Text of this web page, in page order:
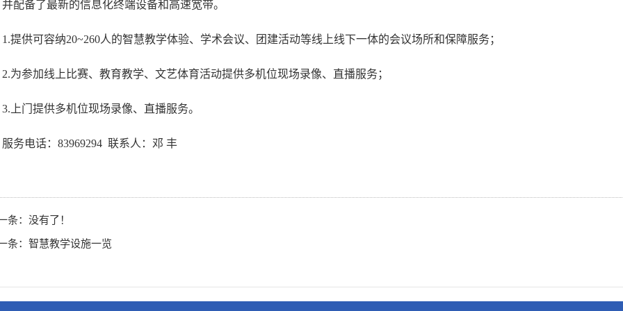
配备了最新的信息化终端设备和高速宽带。
1.提供可容纳20~260人的智慧教学体验、学术会议、团建活动等线上线下一体的会议场所和保障服务；
2.为参加线上比赛、教育教学、文艺体育活动提供多机位现场录像、直播服务；
3.上门提供多机位现场录像、直播服务。
服务电话：83969294 联系人：邓 丰
条：没有了！
条： 智慧教学设施一览